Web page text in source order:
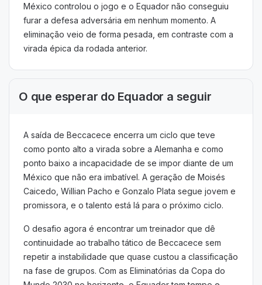
México controlou o jogo e o Equador não conseguiu
furar a defesa adversária em nenhum momento. A
eliminação veio de forma pesada, em contraste com a
virada épica da rodada anterior.
O que esperar do Equador a seguir
A saída de Beccacece encerra um ciclo que teve
como ponto alto a virada sobre a Alemanha e como
ponto baixo a incapacidade de se impor diante de um
México que não era imbatível. A geração de Moisés
Caicedo, Willian Pacho e Gonzalo Plata segue jovem e
promissora, e o talento está lá para o próximo ciclo.
O desafio agora é encontrar um treinador que dê
continuidade ao trabalho tático de Beccacece sem
repetir a instabilidade que quase custou a classificação
na fase de grupos. Com as Eliminatórias da Copa do